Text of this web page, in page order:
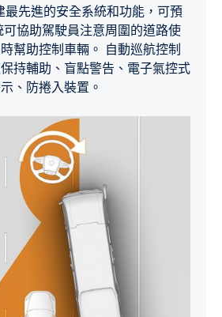
最先進的安全系統和功能，可預
可協助駕駛員注意周圍的道路使
幫助控制車輛。 自動巡航控制
持輔助、盲點警告、電子氣控式
、防捲入裝置。